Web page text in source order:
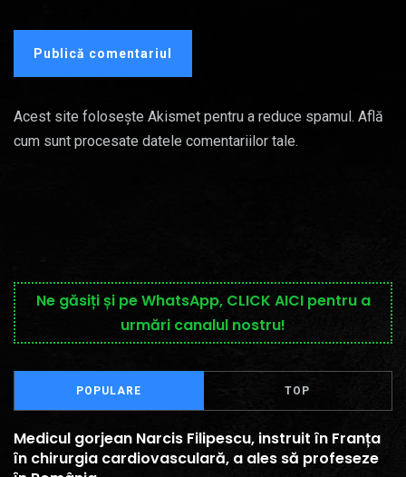
Acest site folosește Akismet pentru a reduce spamul. Află
cum sunt procesate datele comentariilor tale.
Ne găsiți și pe WhatsApp, CLICK AICI pentru a
urmări canalul nostru!
POPULARE TOP
Medicul gorjean Narcis Filipescu, instruit în Franța
în chirurgia cardiovasculară, a ales să profeseze